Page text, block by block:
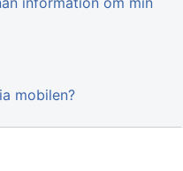
mobilen?